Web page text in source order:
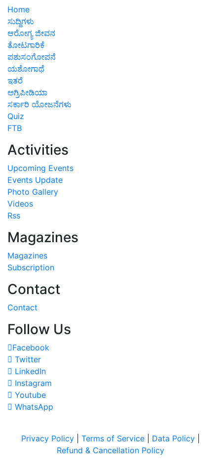
Home
ಸುದ್ದಿಗಳು
ಆರೋಗ್ಯ ಜೀವನ
ತೋಟಗಾರಿಕೆ
ಪಶುಸಂಗೋಪನೆ
ಯಶೋಗಾಥೆ
ಇತರೆ
ಅಗ್ರಿಪೀಡಿಯಾ
ಸರ್ಕಾರಿ ಯೋಜನೆಗಳು
Quiz
FTB
Activities
Upcoming Events
Events Update
Photo Gallery
Videos
Rss
Magazines
Magazines
Subscription
Contact
Contact
Follow Us
Facebook
Twitter
LinkedIn
Instagram
Youtube
WhatsApp
Privacy Policy Terms of Service Data Policy
Refund & Cancellation Policy